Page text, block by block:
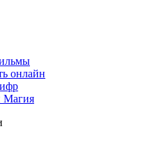
онлайн
Магия